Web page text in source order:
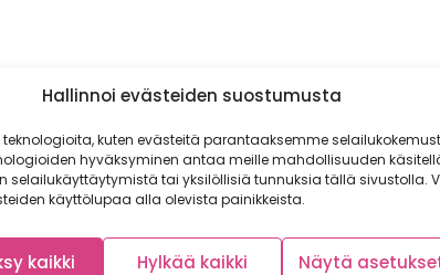
Hallinnoi evästeiden suostumusta
kuten evästeitä parantaaksemme
hyväksyminen antaa meille mahdollisuuden
selailukäyttäytymistä tai yksilöllisiä tunnuksia tällä sivustolla.
käyttölupaa alla olevista painikkeista.
kaikki Hylkää kaikki Näytä